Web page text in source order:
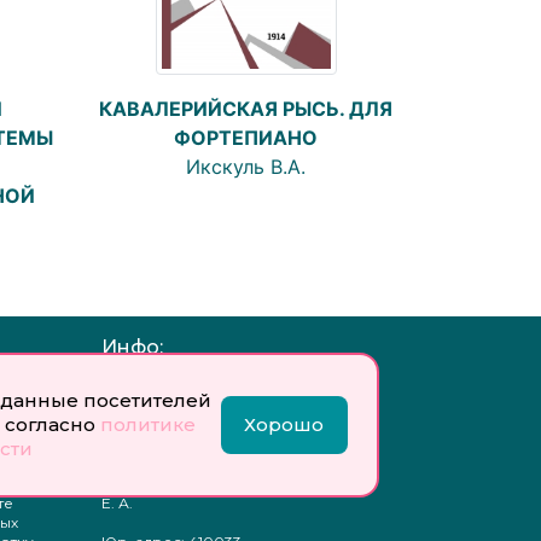
посетителей
политике
Хорошо
КАВАЛЕРИЙСКАЯ РЫСЬ. ДЛЯ
ФОРТЕПИАНО
Икскуль В.А.
Инфо:
ограниченной
ответственностью
«Профобразование»
Е. А.